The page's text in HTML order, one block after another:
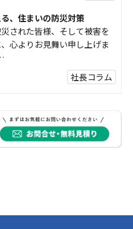
、住まいの防災対策
された皆様、そして被害を
心よりお見舞い申し上げま
社長コラム
割れが気になり始めると、
が必要かな？」 「訪問営業